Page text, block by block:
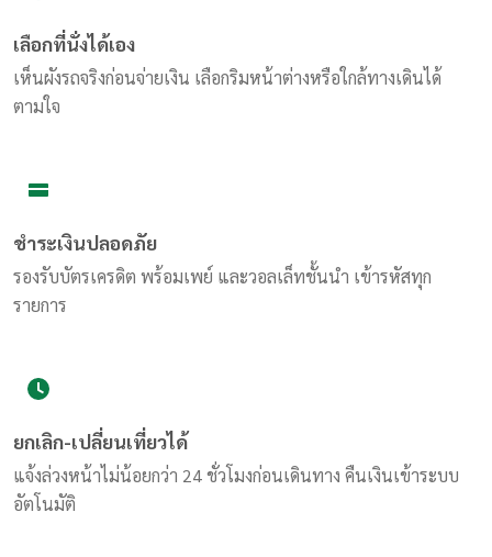
เลือกที่นั่งได้เอง
เห็นผังรถจริงก่อนจ่ายเงิน เลือกริมหน้าต่างหรือใกล้ทางเดินได้
ตามใจ
ชำระเงินปลอดภัย
รองรับบัตรเครดิต พร้อมเพย์ และวอลเล็ทชั้นนำ เข้ารหัสทุก
รายการ
ยกเลิก-เปลี่ยนเที่ยวได้
แจ้งล่วงหน้าไม่น้อยกว่า 24 ชั่วโมงก่อนเดินทาง คืนเงินเข้าระบบ
อัตโนมัติ